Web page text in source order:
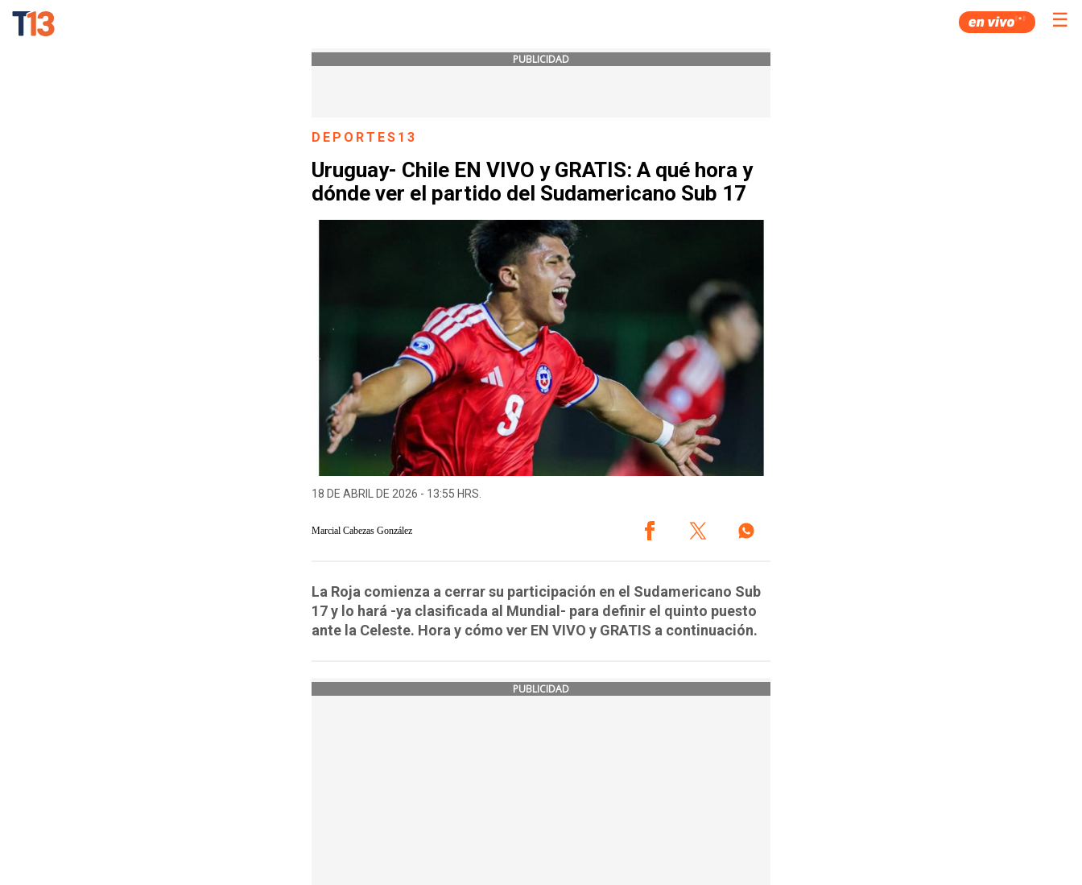
☰
PUBLICIDAD
DEPORTES13
Uruguay- Chile EN VIVO y GRATIS: A qué hora y
dónde ver el partido del Sudamericano Sub 17
18 DE ABRIL DE 2026 - 13:55 HRS.
Marcial Cabezas González
La Roja comienza a cerrar su participación en el Sudamericano Sub
17 y lo hará -ya clasificada al Mundial- para definir el quinto puesto
ante la Celeste. Hora y cómo ver EN VIVO y GRATIS a continuación.
PUBLICIDAD